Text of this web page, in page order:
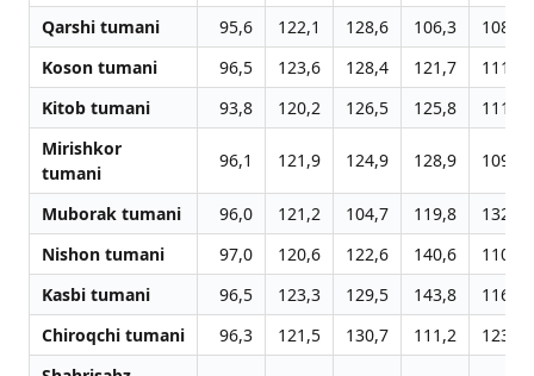
Qarshi tumani
95,6 122,1 128,6 106,3
108,3
Koson tumani
96,5 123,6 128,4 121,7
111,7
Kitob tumani
93,8 120,2 126,5 125,8
111,6
Mirishkor
tumani
96,1 121,9 124,9 128,9 109,3
Muborak tumani 96,0 121,2 104,7 119,8
132,6
Nishon tumani
97,0 120,6 122,6 140,6
110,9
Kasbi tumani
96,5 123,3 129,5 143,8
116,1
Chiroqchi tumani
96,3 121,5 130,7 111,2
123,6